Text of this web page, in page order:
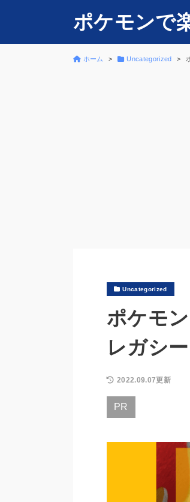
ポケモンで
ホーム Uncategorized
Uncategorized
ポケモ
レガシ
2022.09.07更新
PR